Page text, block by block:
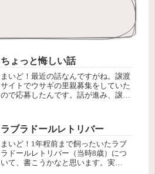
ちょっと悔しい話
まいど！最近の話なんですがね。譲渡
サイトでウサギの里親募集をしていた
ので応募したんです。話が進み、譲渡
うで譲るのを考えないとと言い出され
たんですよ。それに対して、意味が違
い...
ラブラドールレトリバー
まいど！1年程前まで飼ったいたラブ
ラドールレトリバー（当時8歳）につ
いて、書こうかなと思います。実